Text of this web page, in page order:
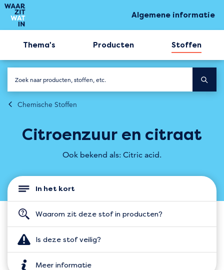
Algemene informatie
Thema's Producten Stoffen
Chemische Stoffen
Citroenzuur en citraat
Ook bekend als: Citric acid.
In het kort
Waarom zit deze stof in producten?
Is deze stof veilig?
Meer informatie